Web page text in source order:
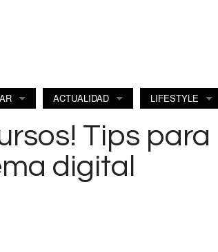
ACTUALIDAD LIFESTYLE
Tips para
digital